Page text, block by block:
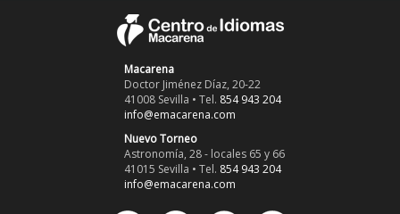
Macarena
Doctor Jiménez Díaz, 20-22
41008 Sevilla • Tel. 854 943 204
info@emacarena.com
Nuevo Torneo
Astronomía, 28 - locales 65 y 66
41015 Sevilla • Tel. 854 943 204
info@emacarena.com